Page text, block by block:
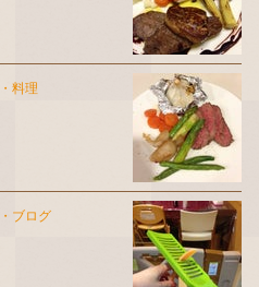
・ 料理
・ ブログ